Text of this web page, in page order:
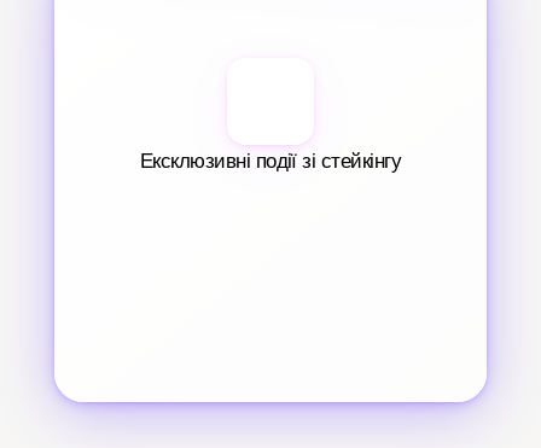
Ексклюзивні події зі стейкінгу